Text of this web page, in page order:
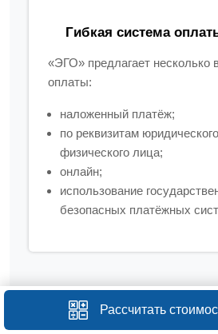
Гибкая система
«ЭГО» предлагает несколько
оплаты:
наложенный платёж;
по реквизитам
физического лица;
онлайн;
использование
безопасных платёжных
Рассчитать